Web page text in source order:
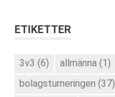
ETIKETTER
3v3 (6) allmänna (1)
bolagsturneringen (37)